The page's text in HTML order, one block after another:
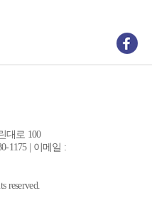
대로 100
1175 | 이메일 :
reserved.